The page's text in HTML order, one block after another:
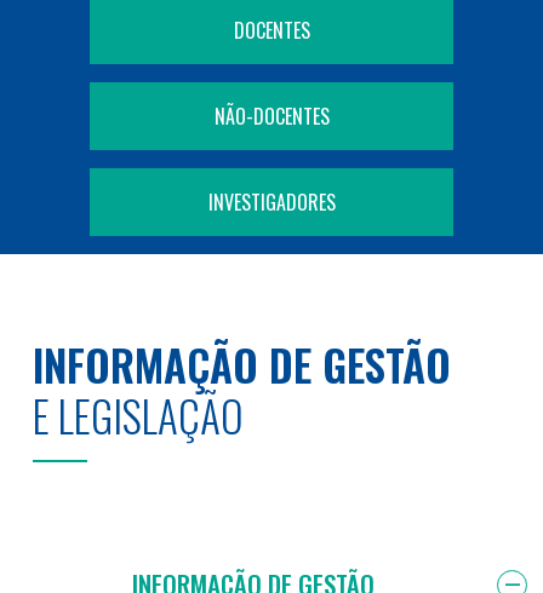
DOCENTES
NÃO-DOCENTES
INVESTIGADORES
INFORMAÇÃO DE GESTÃO
E LEGISLAÇÃO
INFORMAÇÃO DE GESTÃO